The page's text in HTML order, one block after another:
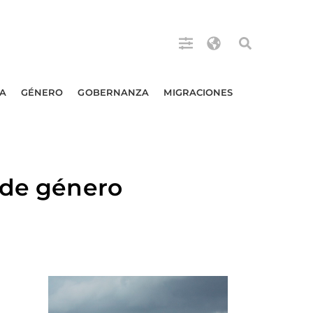
GÉNERO GOBERNANZA MIGRACIONES
género